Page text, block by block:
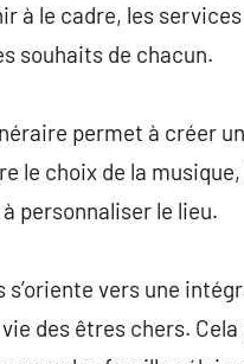
à le cadre, les
souhaits de chacun.
permet à créer
le choix de la
personnaliser le lieu.
s’oriente vers une
des êtres chers.